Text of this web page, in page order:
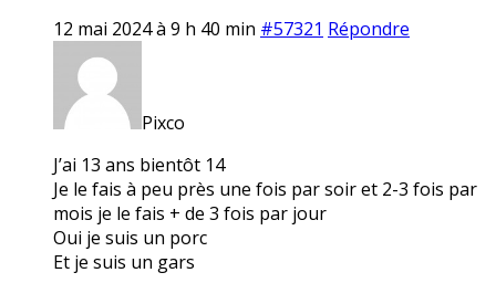
12 mai 2024 à 9 h 40 min #57321 Répondre
Pixco
J’ai 13 ans bientôt 14
Je le fais à peu près une fois par soir et 2-3 fois par
mois je le fais + de 3 fois par jour
Oui je suis un porc
Et je suis un gars